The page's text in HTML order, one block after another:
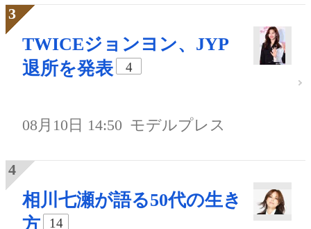
TWICEジョンヨン、JYP
退所を発表
4
08月10日 14:50 モデルプレス
相川七瀬が語る50代の生き
方
14